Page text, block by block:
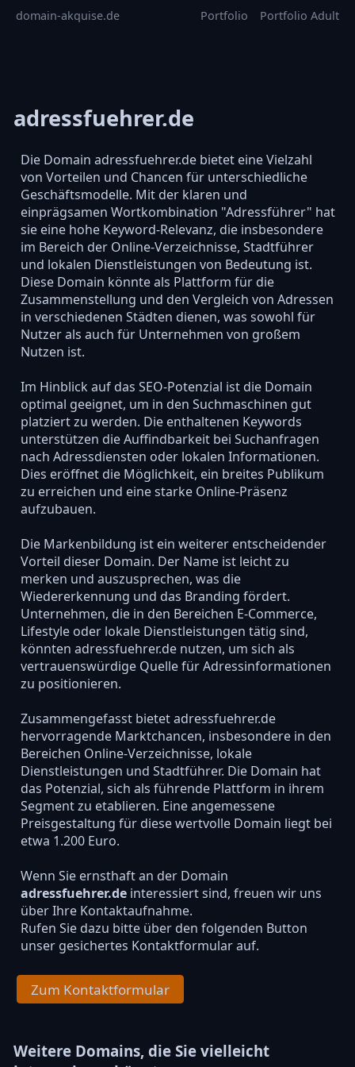
domain-akquise.de Portfolio Portfolio Adult
adressfuehrer.de
Die Domain adressfuehrer.de bietet eine Vielzahl
von Vorteilen und Chancen für unterschiedliche
Geschäftsmodelle. Mit der klaren und
einprägsamen Wortkombination "Adressführer" hat
sie eine hohe Keyword-Relevanz, die insbesondere
im Bereich der Online-Verzeichnisse, Stadtführer
und lokalen Dienstleistungen von Bedeutung ist.
Diese Domain könnte als Plattform für die
Zusammenstellung und den Vergleich von Adressen
in verschiedenen Städten dienen, was sowohl für
Nutzer als auch für Unternehmen von großem
Nutzen ist.
Im Hinblick auf das SEO-Potenzial ist die Domain
optimal geeignet, um in den Suchmaschinen gut
platziert zu werden. Die enthaltenen Keywords
unterstützen die Auffindbarkeit bei Suchanfragen
nach Adressdiensten oder lokalen Informationen.
Dies eröffnet die Möglichkeit, ein breites Publikum
zu erreichen und eine starke Online-Präsenz
aufzubauen.
Die Markenbildung ist ein weiterer entscheidender
Vorteil dieser Domain. Der Name ist leicht zu
merken und auszusprechen, was die
Wiedererkennung und das Branding fördert.
Unternehmen, die in den Bereichen E-Commerce,
Lifestyle oder lokale Dienstleistungen tätig sind,
könnten adressfuehrer.de nutzen, um sich als
vertrauenswürdige Quelle für Adressinformationen
zu positionieren.
Zusammengefasst bietet adressfuehrer.de
hervorragende Marktchancen, insbesondere in den
Bereichen Online-Verzeichnisse, lokale
Dienstleistungen und Stadtführer. Die Domain hat
das Potenzial, sich als führende Plattform in ihrem
Segment zu etablieren. Eine angemessene
Preisgestaltung für diese wertvolle Domain liegt bei
etwa 1.200 Euro.
Wenn Sie ernsthaft an der Domain
adressfuehrer.deinteressiert sind, freuen wir uns
über Ihre Kontaktaufnahme.
Rufen Sie dazu bitte über den folgenden Button
unser gesichertes Kontaktformular auf.
Zum Kontaktformular
Weitere Domains, die Sie vielleicht